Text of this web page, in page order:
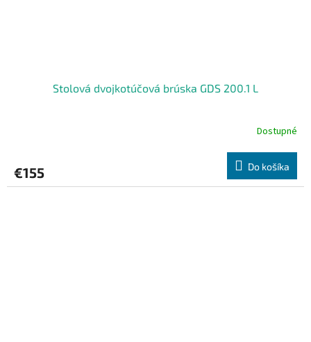
Stolová dvojkotúčová brúska GDS 200.1 L
Dostupné
€155 Do košíka